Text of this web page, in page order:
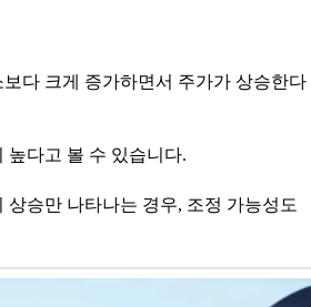
다 크게 증가하면서 주가가 상승한다
높다고 볼 수 있습니다.
상승만 나타나는 경우, 조정 가능성도